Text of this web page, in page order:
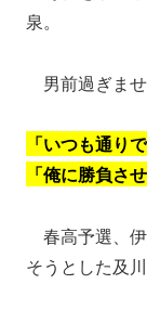
泉。
男前過ぎま
「いつも通り
「俺に勝負さ
春高予選、
そうとした及